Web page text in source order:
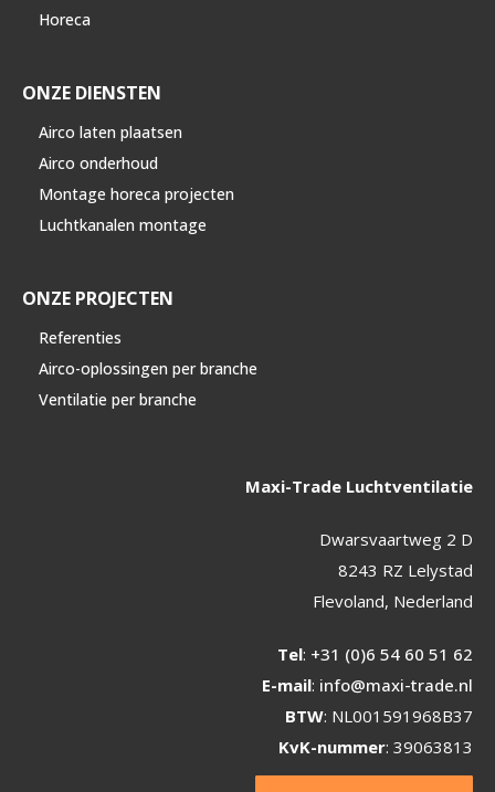
Horeca
ONZE DIENSTEN
Airco laten plaatsen
Airco onderhoud
Montage horeca projecten
Luchtkanalen montage
ONZE PROJECTEN
Referenties
Airco-oplossingen per branche
Ventilatie per branche
Maxi-Trade Luchtventilatie
Dwarsvaartweg 2 D
8243 RZ Lelystad
Flevoland, Nederland
Tel: +31 (0)6 54 60 51 62
E-mail: info@maxi-trade.nl
BTW: NL001591968B37
KvK-nummer: 39063813